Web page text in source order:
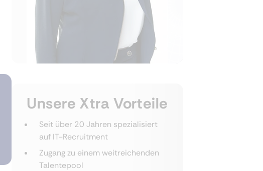
Unsere Xtra Vorteile
Seit über 20 Jahren spezialisiert
auf IT-Recruitment
Zugang zu einem weitreichenden
Talentepool